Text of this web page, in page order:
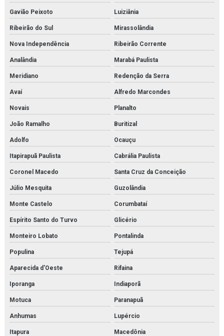
Gavião Peixoto Luiziânia
Ribeirão do Sul Mirassolândia
Nova Independência Ribeirão Corrente
Analândia Marabá Paulista
Meridiano Redenção da Serra
Avaí Alfredo Marcondes
Novais Planalto
João Ramalho Buritizal
Adolfo Ocauçu
Itapirapuã Paulista Cabrália Paulista
Coronel Macedo Santa Cruz da Conceição
Júlio Mesquita Guzolândia
Monte Castelo Corumbataí
Espírito Santo do Turvo Glicério
Monteiro Lobato Pontalinda
Populina Tejupá
Aparecida d'Oeste Rifaina
Iporanga Indiaporã
Motuca Paranapuã
Anhumas Lupércio
Itapura Macedônia